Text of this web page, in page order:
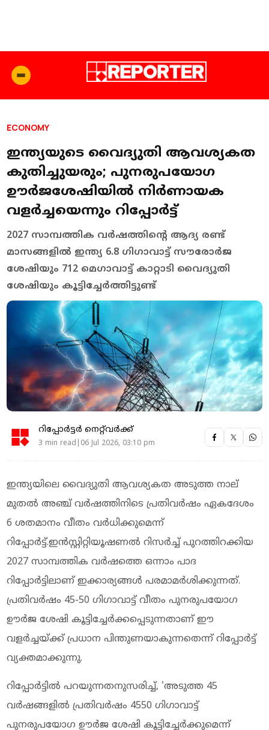
ECONOMY
ഇന്ത്യയുടെ വൈദ്യുതി ആവശ്യകത
കുതിച്ചുയരും; പുനരുപയോഗ
ഊര്‍ജശേഷിയില്‍ നിര്‍ണായക
വളര്‍ച്ചയെന്നും റിപ്പോര്‍ട്ട്
2027 സാമ്പത്തിക വര്‍ഷത്തിന്റെ ആദ്യ രണ്ട്
മാസങ്ങളില്‍ ഇന്ത്യ 6.8 ഗിഗാവാട്ട് സൗരോര്‍ജ
ശേഷിയും 712 മെഗാവാട്ട് കാറ്റാടി വൈദ്യുതി
ശേഷിയും കൂട്ടിച്ചേര്‍ത്തിട്ടുണ്ട്
റിപ്പോർട്ടർ നെറ്റ്‌വര്‍ക്ക്‌
3 min read|06 Jul 2026, 03:10 pm
ഇന്ത്യയിലെ വൈദ്യുതി ആവശ്യകത അടുത്ത നാല്
മുതല്‍ അഞ്ച് വര്‍ഷത്തിനിടെ പ്രതിവര്‍ഷം ഏകദേശം
6 ശതമാനം വീതം വര്‍ധിക്കുമെന്ന്
റിപ്പോര്‍ട്ട്.ഇന്‍സ്റ്റിറ്റിയൂഷണല്‍ റിസര്‍ച്ച് പുറത്തിറക്കിയ
2027 സാമ്പത്തിക വര്‍ഷത്തെ ഒന്നാം പാദ
റിപ്പോര്‍ട്ടിലാണ് ഇക്കാര്യങ്ങള്‍ പരമാമര്‍ശിക്കുന്നത്.
പ്രതിവര്‍ഷം 45-50 ഗിഗാവാട്ട് വീതം പുനരുപയോഗ
ഊര്‍ജ ശേഷി കൂട്ടിച്ചേര്‍ക്കപ്പെടുന്നതാണ് ഈ
വളര്‍ച്ചയ്ക്ക് പ്രധാന പിന്തുണയാകുന്നതെന്ന് റിപ്പോര്‍ട്ട്
വ്യക്തമാക്കുന്നു.
റിപ്പോര്‍ട്ടില്‍ പറയുന്നതനുസരിച്ച്, 'അടുത്ത 45
വര്‍ഷങ്ങളില്‍ പ്രതിവര്‍ഷം 4550 ഗിഗാവാട്ട്
പുനരുപയോഗ ഊര്‍ജ ശേഷി കൂട്ടിച്ചേര്‍ക്കുമെന്ന്